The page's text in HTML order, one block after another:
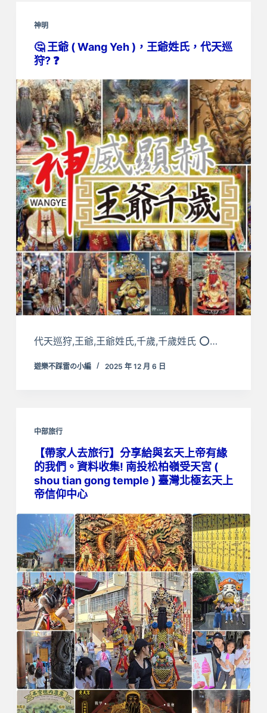
神明
🤔 王爺 ( Wang Yeh )，王爺姓氏，代天巡
狩? ❓
代天巡狩,王爺,王爺姓氏,千歲,千歲姓氏 ⭕…
遊樂不踩雷の小編 2025 年 12 月 6 日
中部旅行
【帶家人去旅行】分享給與玄天上帝有緣
的我們。資料收集! 南投松柏嶺受天宮 (
shou tian gong temple ) 臺灣北極玄天上
帝信仰中心